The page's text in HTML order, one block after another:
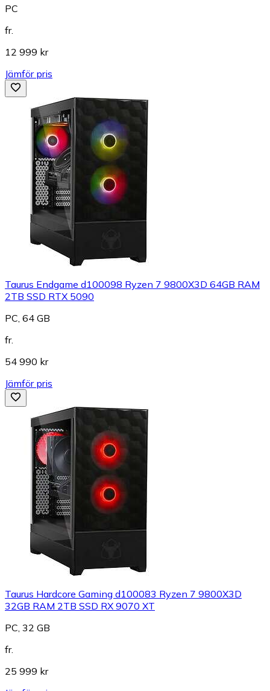
PC
fr.
12 999 kr
Jämför pris
Taurus Endgame d100098 Ryzen 7 9800X3D 64GB RAM
2TB SSD RTX 5090
PC, 64 GB
fr.
54 990 kr
Jämför pris
Taurus Hardcore Gaming d100083 Ryzen 7 9800X3D
32GB RAM 2TB SSD RX 9070 XT
PC, 32 GB
fr.
25 999 kr